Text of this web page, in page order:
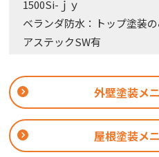
1500Si-ｊｙ
ベランダ防水：トップ塗装
アステックSW有
外壁塗装メ
屋根塗装メ